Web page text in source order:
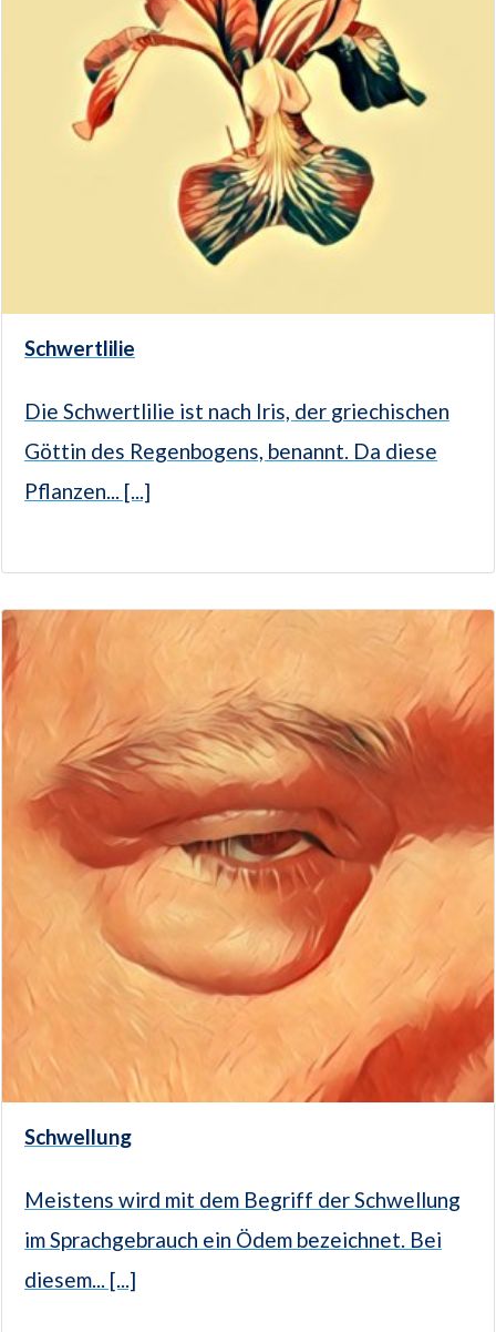
Schwertlilie
Die Schwertlilie ist nach Iris, der griechischen
Göttin des Regenbogens, benannt. Da diese
Pflanzen... [...]
Schwellung
Meistens wird mit dem Begriff der Schwellung
im Sprachgebrauch ein Ödem bezeichnet. Bei
diesem... [...]